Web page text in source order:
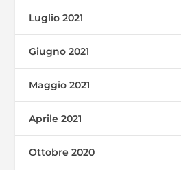
Luglio 2021
Giugno 2021
Maggio 2021
Aprile 2021
Ottobre 2020